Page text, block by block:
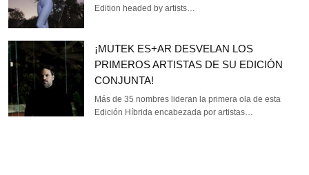
Edition headed by artists…
¡MUTEK ES+AR DESVELAN LOS
PRIMEROS ARTISTAS DE SU EDICIÓN
CONJUNTA!
Más de 35 nombres lideran la primera ola de esta
Edición Híbrida encabezada por artistas…